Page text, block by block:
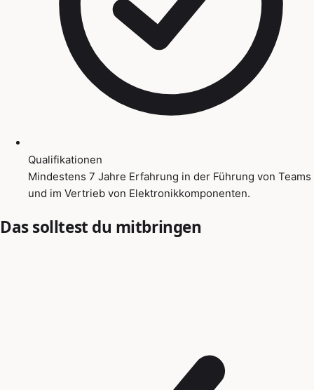
Qualifikationen
Mindestens 7 Jahre Erfahrung in der Führung von Teams
und im Vertrieb von Elektronikkomponenten.
Das solltest du mitbringen